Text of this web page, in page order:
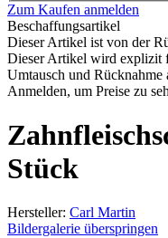
Zum Kaufen anmelden
Beschaffungsartikel
Dieser Artikel ist von der
Dieser Artikel wird explizit
Umtausch und Rücknahme
Anmelden, um Preise zu
Stück
Hersteller: Carl Martin
Bildergalerie überspringen